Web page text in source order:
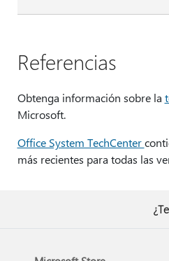
Referencias
Obtenga información sobre la
Microsoft.
Office System TechCenter
más recientes para todas las